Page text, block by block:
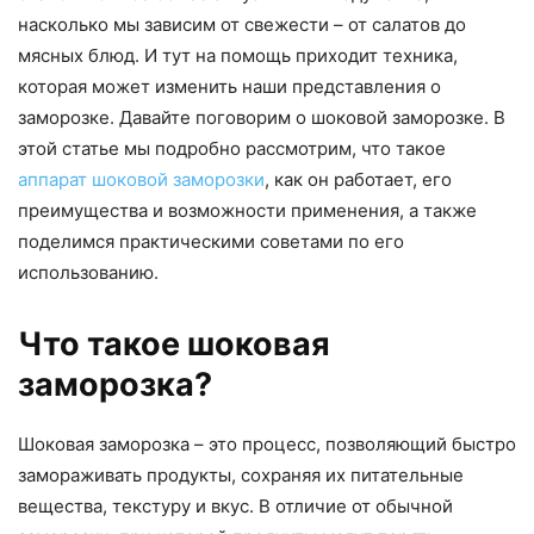
насколько мы зависим от свежести – от салатов до
мясных блюд. И тут на помощь приходит техника,
которая может изменить наши представления о
заморозке. Давайте поговорим о шоковой заморозке. В
этой статье мы подробно рассмотрим, что такое
аппарат шоковой заморозки, как он работает, его
преимущества и возможности применения, а также
поделимся практическими советами по его
использованию.
Что такое шоковая
заморозка?
Шоковая заморозка – это процесс, позволяющий быстро
замораживать продукты, сохраняя их питательные
вещества, текстуру и вкус. В отличие от обычной